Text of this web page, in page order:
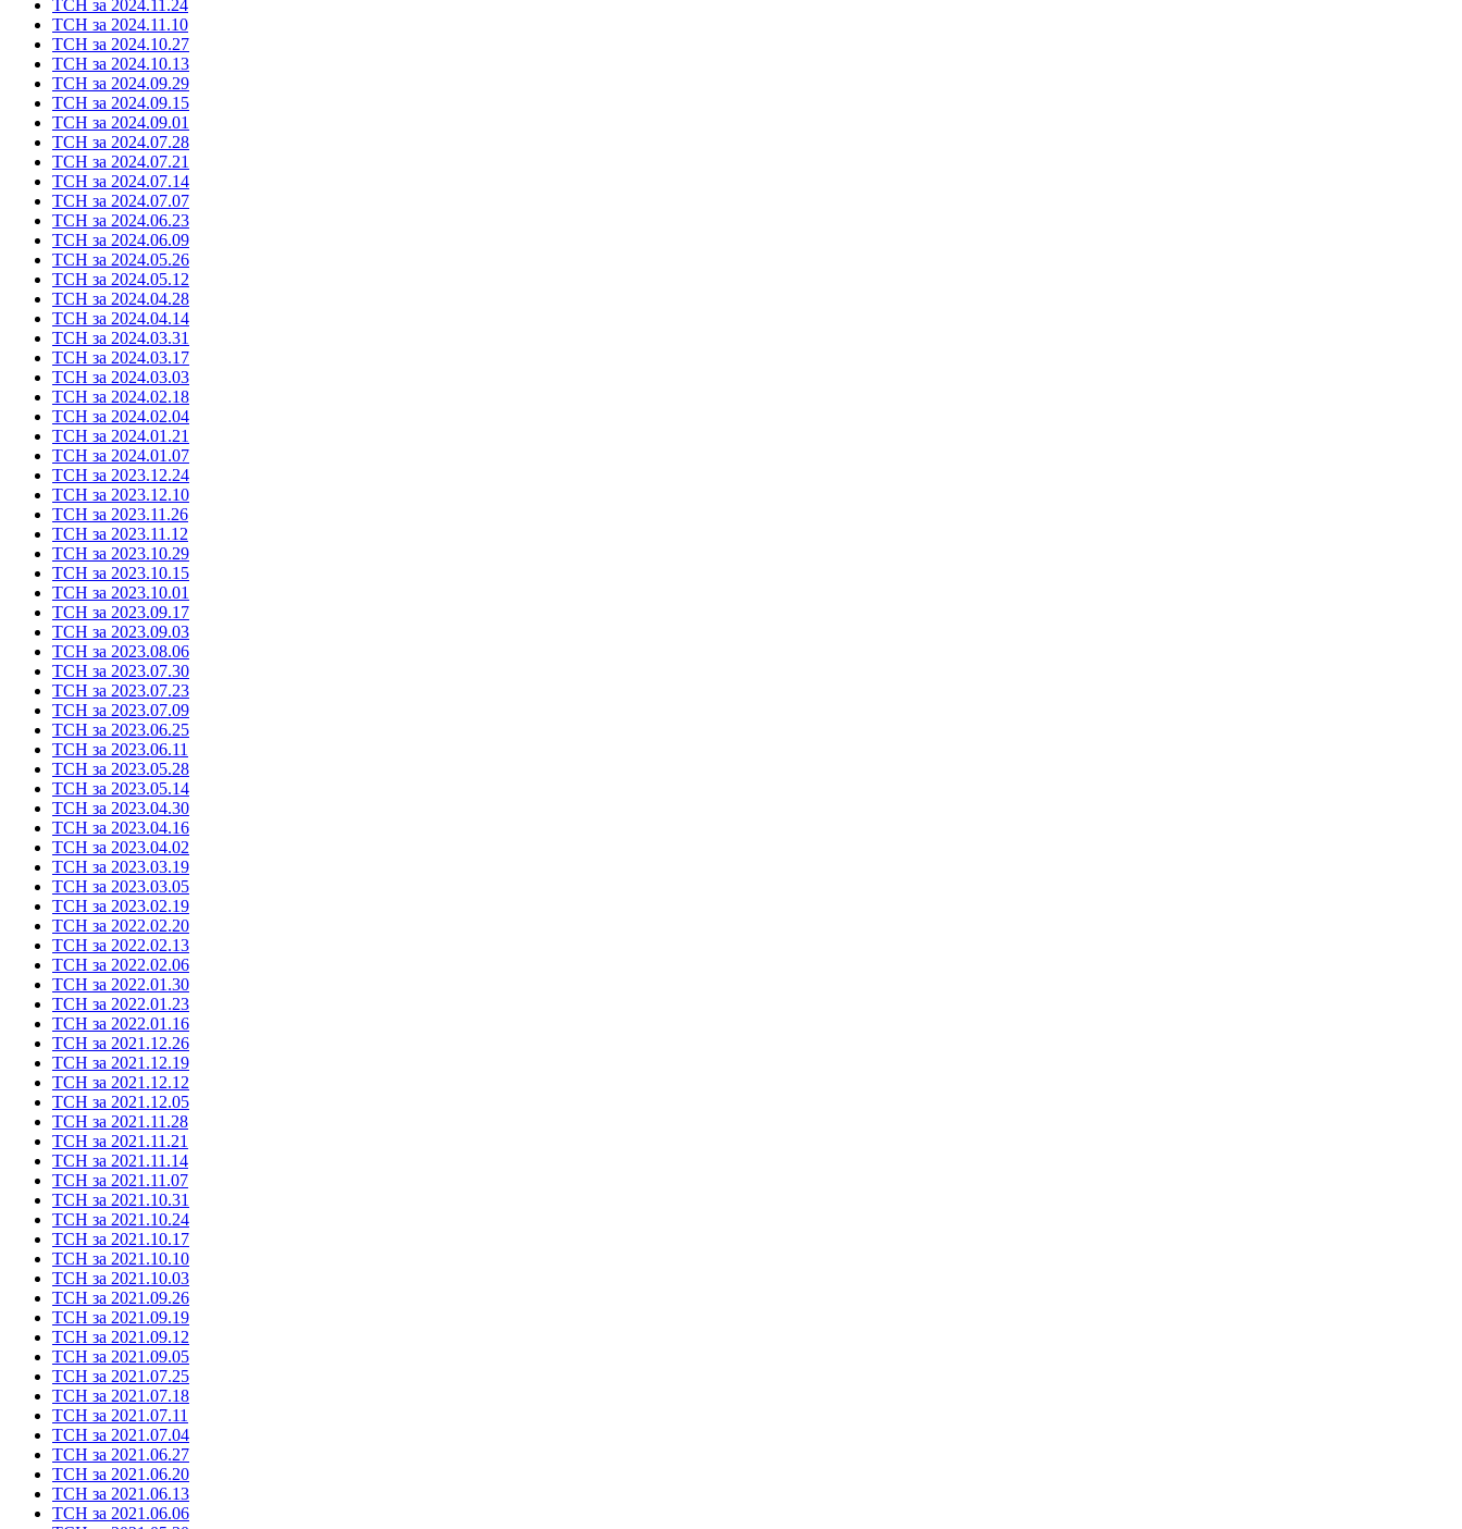
ТСН за 2024.11.24
ТСН за 2024.11.10
ТСН за 2024.10.27
ТСН за 2024.10.13
ТСН за 2024.09.29
ТСН за 2024.09.15
ТСН за 2024.09.01
ТСН за 2024.07.28
ТСН за 2024.07.21
ТСН за 2024.07.14
ТСН за 2024.07.07
ТСН за 2024.06.23
ТСН за 2024.06.09
ТСН за 2024.05.26
ТСН за 2024.05.12
ТСН за 2024.04.28
ТСН за 2024.04.14
ТСН за 2024.03.31
ТСН за 2024.03.17
ТСН за 2024.03.03
ТСН за 2024.02.18
ТСН за 2024.02.04
ТСН за 2024.01.21
ТСН за 2024.01.07
ТСН за 2023.12.24
ТСН за 2023.12.10
ТСН за 2023.11.26
ТСН за 2023.11.12
ТСН за 2023.10.29
ТСН за 2023.10.15
ТСН за 2023.10.01
ТСН за 2023.09.17
ТСН за 2023.09.03
ТСН за 2023.08.06
ТСН за 2023.07.30
ТСН за 2023.07.23
ТСН за 2023.07.09
ТСН за 2023.06.25
ТСН за 2023.06.11
ТСН за 2023.05.28
ТСН за 2023.05.14
ТСН за 2023.04.30
ТСН за 2023.04.16
ТСН за 2023.04.02
ТСН за 2023.03.19
ТСН за 2023.03.05
ТСН за 2023.02.19
ТСН за 2022.02.20
ТСН за 2022.02.13
ТСН за 2022.02.06
ТСН за 2022.01.30
ТСН за 2022.01.23
ТСН за 2022.01.16
ТСН за 2021.12.26
ТСН за 2021.12.19
ТСН за 2021.12.12
ТСН за 2021.12.05
ТСН за 2021.11.28
ТСН за 2021.11.21
ТСН за 2021.11.14
ТСН за 2021.11.07
ТСН за 2021.10.31
ТСН за 2021.10.24
ТСН за 2021.10.17
ТСН за 2021.10.10
ТСН за 2021.10.03
ТСН за 2021.09.26
ТСН за 2021.09.19
ТСН за 2021.09.12
ТСН за 2021.09.05
ТСН за 2021.07.25
ТСН за 2021.07.18
ТСН за 2021.07.11
ТСН за 2021.07.04
ТСН за 2021.06.27
ТСН за 2021.06.20
ТСН за 2021.06.13
ТСН за 2021.06.06